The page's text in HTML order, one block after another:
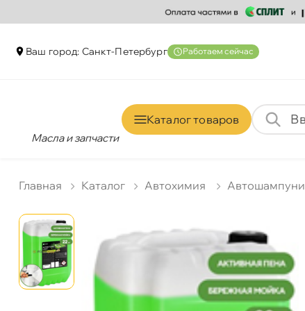
аш город: Санкт-Петербур Работаем сейчас
Масла и запчасти
Каталог товаро
Главная Катало Автохимия Автошампуни